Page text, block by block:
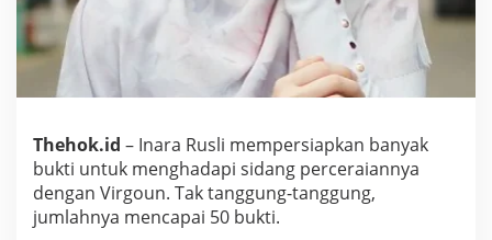
u
d
a
p
i
P
Thehok.id – Inara Rusli mempersiapkan banyak
bukti untuk menghadapi sidang perceraiannya
dengan Virgoun. Tak tanggung-tanggung,
jumlahnya mencapai 50 bukti.